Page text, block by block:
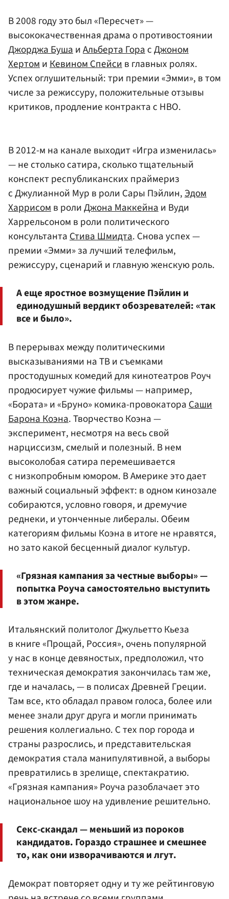
В 2008 году это был «Пересчет» —
высококачественная драма о противостоянии
Джорджа БушаиАльберта ГораcДжоном
ХертомиКевином Спейсив главных ролях.
Успех оглушительный: три премии «Эмми», в том
числе за режиссуру, положительные отзывы
критиков, продление контракта с HBO.
В 2012-м на канале выходит «Игра изменилась»
— не столько сатира, сколько тщательный
конспект республиканских праймериз
с Джулианной Мур в роли Сары Пэйлин,Эдом
Харрисомв ролиДжона Маккейнаи Вуди
Харрельсоном в роли политического
консультантаСтива Шмидта. Снова успех —
премии «Эмми» за лучший телефильм,
режиссуру, сценарий и главную женскую роль.
А еще яростное возмущение Пэйлин и
единодушный вердикт обозревателей: «так
все и было».
В перерывах между политическими
высказываниями на ТВ и съемками
простодушных комедий для кинотеатров Роуч
продюсирует чужие фильмы — например,
«Бората» и «Бруно» комика-провокатораСаши
Барона Коэна. Творчество Коэна —
эксперимент, несмотря на весь свой
нарциссизм, смелый и полезный. В нем
высоколобая сатира перемешивается
с низкопробным юмором. В Америке это дает
важный социальный эффект: в одном кинозале
собираются, условно говоря, и дремучие
реднеки, и утонченные либералы. Обеим
категориям фильмы Коэна в итоге не нравятся,
но зато какой бесценный диалог культур.
«Грязная кампания за честные выборы» —
попытка Роуча самостоятельно выступить
в этом жанре.
Итальянский политолог Джульетто Кьеза
в книге «Прощай, Россия», очень популярной
у нас в конце девяностых, предположил, что
техническая демократия закончилась там же,
где и началась, — в полисах Древней Греции.
Там все, кто обладал правом голоса, более или
менее знали друг друга и могли принимать
решения коллегиально. С тех пор города и
страны разрослись, и представительская
демократия стала манипулятивной, а выборы
превратились в зрелище, спектакратию.
«Грязная кампания» Роуча разоблачает это
национальное шоу на удивление решительно.
Секс-скандал — меньший из пороков
кандидатов. Гораздо страшнее и смешнее
то, как они изворачиваются и лгут.
Демократ повторяет одну и ту же рейтинговую